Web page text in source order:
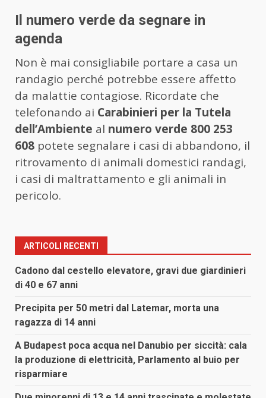
Il numero verde da segnare in
agenda
Non è mai consigliabile portare a casa un
randagio perché potrebbe essere affetto
da malattie contagiose. Ricordate che
telefonando ai Carabinieri per la Tutela
dell’Ambiente al numero verde 800 253
608 potete segnalare i casi di abbandono, il
ritrovamento di animali domestici randagi,
i casi di maltrattamento e gli animali in
pericolo.
ARTICOLI RECENTI
Cadono dal cestello elevatore, gravi due giardinieri
di 40 e 67 anni
Precipita per 50 metri dal Latemar, morta una
ragazza di 14 anni
A Budapest poca acqua nel Danubio per siccità: cala
la produzione di elettricità, Parlamento al buio per
risparmiare